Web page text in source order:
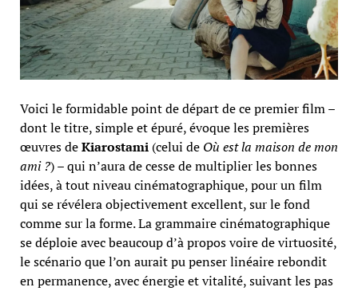
Voici le formidable point de départ de ce premier film –
dont le titre, simple et épuré, évoque les premières
œuvres deKiarostami(celui de Où est la maison de mon
ami ?) – qui n’aura de cesse de multiplier les bonnes
idées, à tout niveau cinématographique, pour un film
qui se révélera objectivement excellent, sur le fond
comme sur la forme. La grammaire cinématographique
se déploie avec beaucoup d’à propos voire de virtuosité,
le scénario que l’on aurait pu penser linéaire rebondit
en permanence, avec énergie et vitalité, suivant les pas